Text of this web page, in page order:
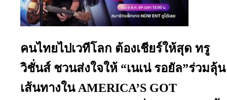
คนไทยไปเวทีโลก ต้องเชียร์ให้สุด ทรู
วิชั่นส์ ชวนส่งใจให้ “เนเน่ รอยัล”ร่วมลุ้น
เส้นทางใน AMERICA’S GOT